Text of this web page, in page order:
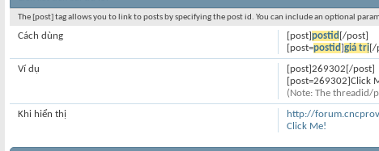
The [post] tag allows you to link to posts by specifying the post id. You can include an optional
[post]postid [/post]
[post=postid]giá trị[/
Cách dùng
[post]269302[/post]
[post=269302]Click
(Note: The threadid/
Ví dụ
http://
Click Me!
Khi hiển thị